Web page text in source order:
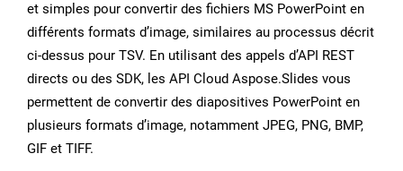
et simples pour convertir des fichiers MS PowerPoint en
différents formats d’image, similaires au processus décrit
ci-dessus pour TSV. En utilisant des appels d’API REST
directs ou des SDK, les API Cloud Aspose.Slides vous
permettent de convertir des diapositives PowerPoint en
plusieurs formats d’image, notamment JPEG, PNG, BMP,
GIF et TIFF.